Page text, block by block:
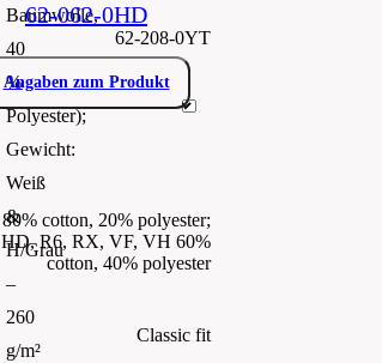
Baumwolle,
40
%
Polyester);
Gewicht:
Weiß
&
H/Grau
–
260
g/m²
62-208-0YT
80% cotton, 20% polyester;
HD, R6, RX, VF, VH 60%
cotton, 40% polyester
Classic fit
62-062-0HD
Angaben zum Produkt